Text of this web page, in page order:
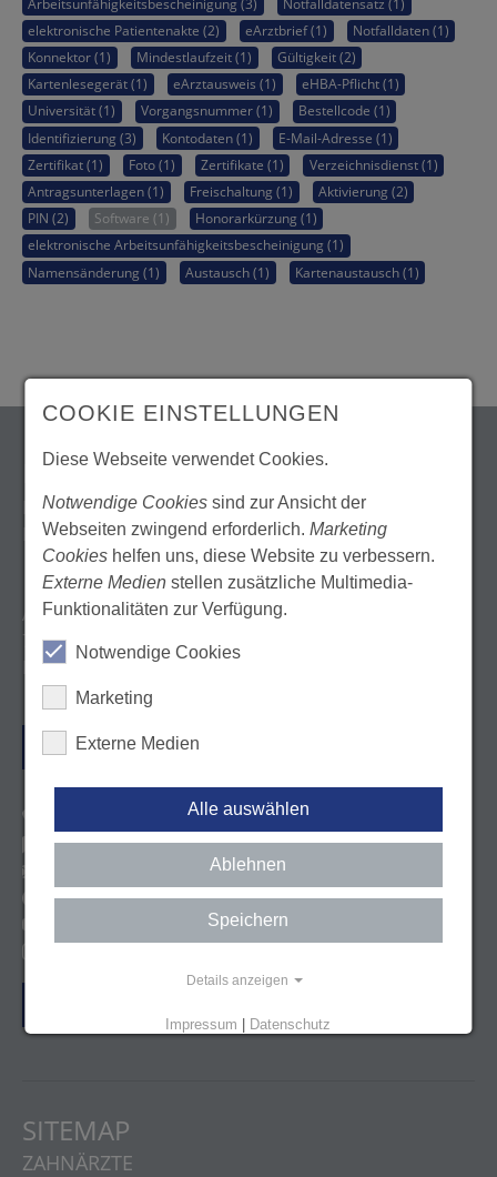
elektronische Patientenakte (2)
eArztbrief (1)
Notfalldaten (1)
Konnektor (1)
Mindestlaufzeit (1)
Gültigkeit (2)
Kartenlesegerät (1)
eArztausweis (1)
eHBA-Pflicht (1)
Universität (1)
Vorgangsnummer (1)
Bestellcode (1)
Identifizierung (3)
Kontodaten (1)
E-Mail-Adresse (1)
Zertifikat (1)
Foto (1) Zertifikate (1)
Verzeichnisdienst (1)
Antragsunterlagen (1)
Freischaltung (1)
Aktivierung (2)
PIN (2)
Software (1)
Honorarkürzung (1)
elektronische Arbeitsunfähigkeitsbescheinigung (1)
Namensänderung (1)
Austausch (1) Kartenaustausch (1)
KONTAKT
Landeszahnärztekammer Baden-Württemberg
Körperschaft des öffentlichen Rechts
Albstadtweg 9
70567 Stuttgart
Deutschland
ANFAHRT
Kontaktformular
E-Mail: info@lzk-bw.de
http://facebook.com/lzkbw
http://youtube.com/user/lzkbw
SITEMAP
ZAHNÄRZTE
COOKIE EINSTELLUNGEN
Diese Webseite verwendet Cookies.
Notwendige Cookiessind zur Ansicht der
Webseiten zwingend erforderlich.Marketing
Cookies helfen uns, diese Website zu verbessern.
Externe Medienstellen zusätzliche Multimedia-
Funktionalitäten zur Verfügung.
Notwendige Cookies
Marketing
Externe Medien
Alle auswählen
Ablehnen
Speichern
Details anzeigen
Impressum Datenschutz